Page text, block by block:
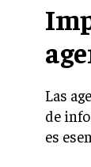
Las
de
es